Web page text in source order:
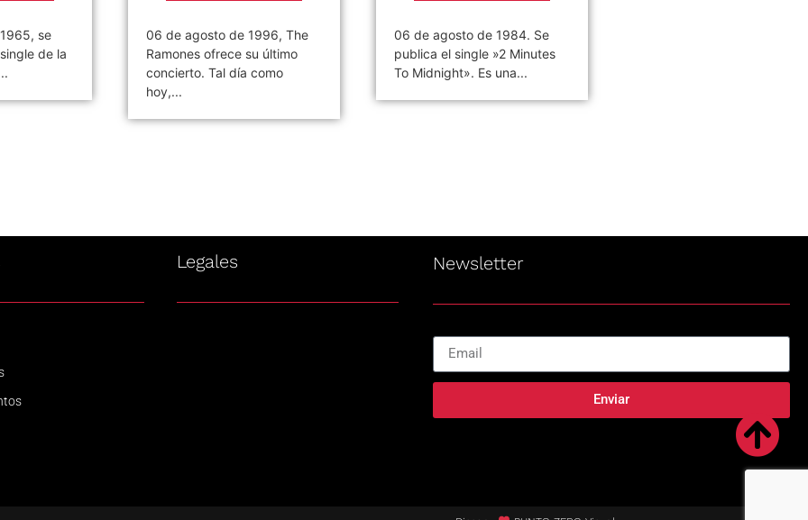
se
de la
06 de agosto de 1996, The
Ramones ofrece su último
concierto. Tal día como
hoy,...
06 de agosto de 1984. Se
publica el single »2 Minutes
To Midnight». Es una...
Legales Newsletter
Enviar